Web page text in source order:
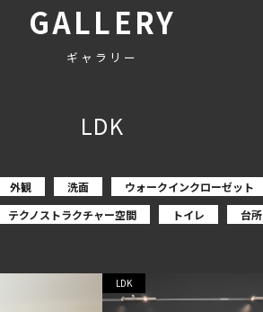
GALLERY
ギャラリー
LDK
外観 洗面 ウォークインクローゼット
テクノストラクチャー空間 トイレ 台所
LDK